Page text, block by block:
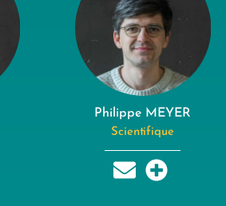
Philippe MEYER
Scientifique